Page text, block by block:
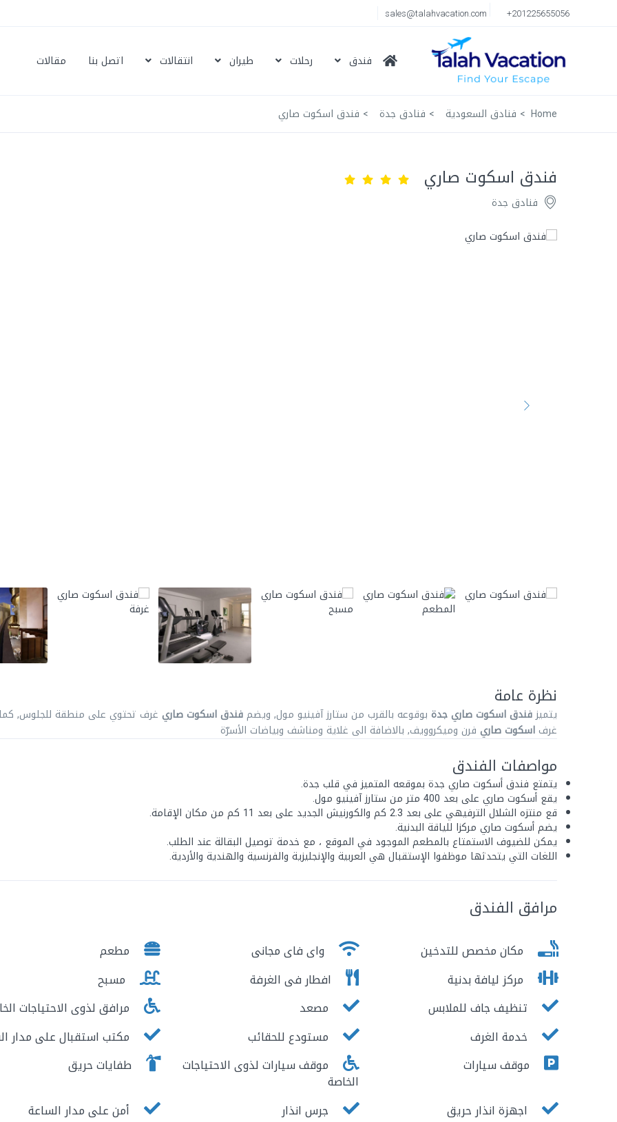
+201225655056
sales@talahvacation.com
فندق رحلات طيران انتقالات اتصل بنا مقالات
Home فنادق السعودية فنادق جدة فندق اسكوت صاري
فندق اسكوت صاري
فنادق جدة
نظرة عامة
يتميزفندق اسكوت صاري جدة بوقوعه بالقرب من ستارز آفينيو مول, ويضمفندق اسكوت صاري غرف تحتوي على منطقة للجلوس,
غرف اسكوت صاري فرن وميكروويف, بالاضافة الى غلاية ومناشف وبياضات الأسرّة
مواصفات الفندق
يتمتع فندق أسكوت صاري جدة بموقعه المتميز في قلب جدة.
يقع أسكوت صاري على بعد 400 متر من ستارز آفينيو مول.
قع منتزه الشلال الترفيهي على بعد 2.3 كم والكورنيش الجديد على بعد 11 كم من مكان الإقامة.
يضم أسكوت صاري مركزا للياقة البدنية.
يمكن للضيوف الاستمتاع بالمطعم الموجود في الموقع ، مع خدمة توصيل البقالة عند الطلب.
اللغات التي يتحدثها موظفوا الإستقبال هي العربية والإنجليزية والفرنسية والهندية والأردية.
مرافق الفندق
مكان مخصص للتدخين واى فاى مجانى
مطعم
مركز ليافة بدنية
افطار فى الغرفة
مسبح
تنظيف جاف للملابس
مصعد
مرافق لذوى الاحتياجات
خدمة الغرف
مستودع للحقائب
مكتب استقبال على مدار
موقف سيارات
موقف سيارات لذوى الاحتياجات
الخاصة
طفايات حريق
اجهزة انذار حريق جرس انذار
أمن على مدار الساعة